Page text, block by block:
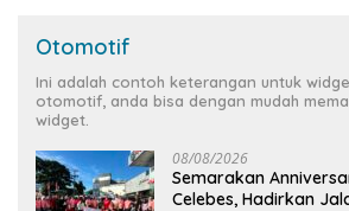
Otomotif
Ini adalah contoh keterangan untuk
otomotif, anda bisa dengan mudah
widget.
08/08/2026
Semarakan
Celebes, Hadirkan